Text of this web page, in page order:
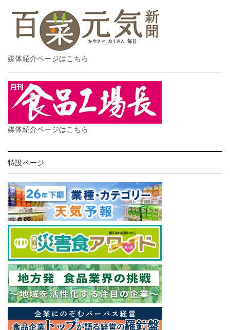
媒体紹介ページはこちら
媒体紹介ページはこちら
特設ページ